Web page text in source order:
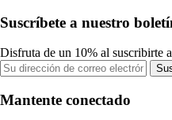
Suscríbete a nuestro
Disfruta de un 10% al suscribirte
Mantente conectado